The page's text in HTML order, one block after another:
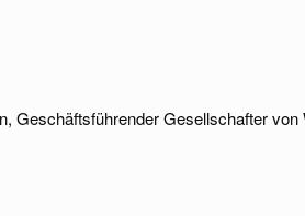
Geschäftsführender Gesellschafter